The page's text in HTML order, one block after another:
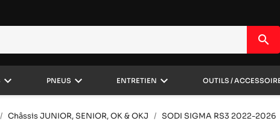
search
keyboard_arrow_down PNEUS keyboard_arrow_down ENTRETIEN keyboard_arrow_down OUTILS /
Châssis JUNIOR, SENIOR, OK & OKJ SODI SIGMA RS3 2022-2026